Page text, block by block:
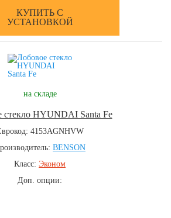
КУПИТЬ С
УСТАНОВКОЙ
на складе
стекло HYUNDAI Santa Fe
4153AGNHVW
BENSON
Класс: Эконом
Доп. опции: